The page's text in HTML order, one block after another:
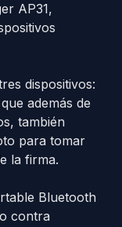
AP31,
dispositivos:
además de
también
para tomar
la firma.
Bluetooth
contra